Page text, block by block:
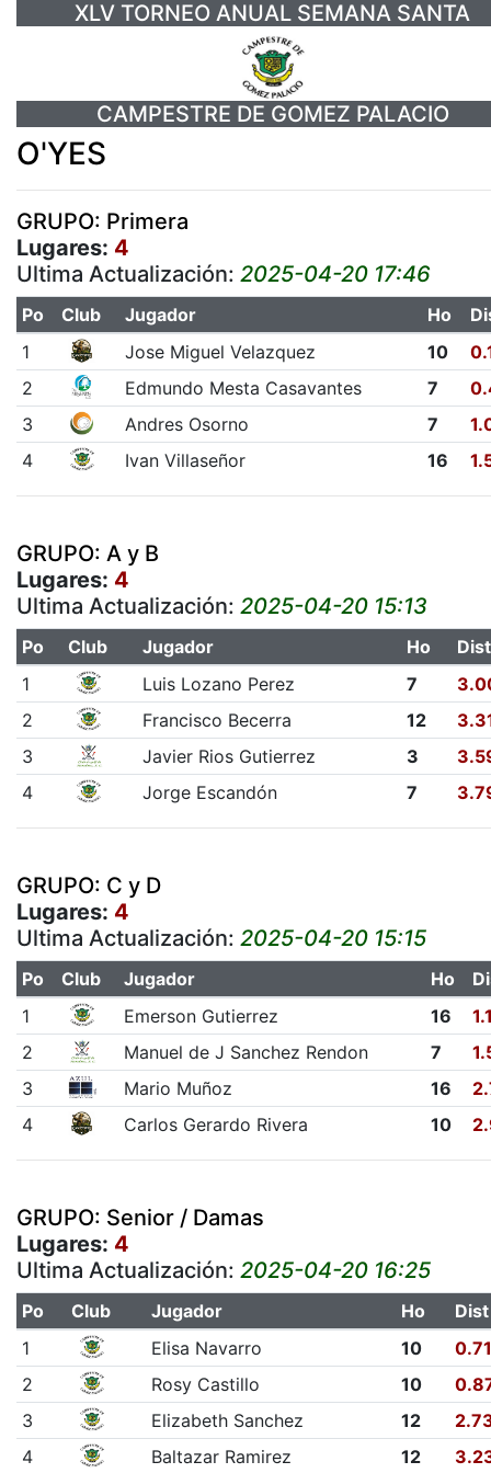
XLV TORNEO ANUAL SEMANA SANTA
CAMPESTRE DE GOMEZ PALACIO
O'YES
GRUPO: Primera
Lugares: 4
Ultima Actualización: 2025-04-20 17:46
Po Club Jugador Ho
1
Jose Miguel Velazquez 10
2
Edmundo Mesta Casavantes 7
3
Andres Osorno 7
4
Ivan Villaseñor 16
GRUPO: A y B
Lugares: 4
Ultima Actualización: 2025-04-20 15:13
Po Club Jugador Ho
Dist
1
Luis Lozano Perez 7
2
Francisco Becerra 12
3
Javier Rios Gutierrez 3
4
Jorge Escandón 7
GRUPO: C y D
Lugares: 4
Ultima Actualización: 2025-04-20 15:15
Po Club Jugador Ho
1
Emerson Gutierrez 16
2
Manuel de J Sanchez Rendon 7
3
Mario Muñoz 16
4
Carlos Gerardo Rivera 10
GRUPO: Senior / Damas
Lugares: 4
Ultima Actualización: 2025-04-20 16:25
Po Club Jugador Ho
Dist
1
Elisa Navarro 10
0.71
2
Rosy Castillo 10
3
Elizabeth Sanchez 12
4
Baltazar Ramirez 12